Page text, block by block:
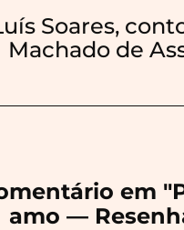
Soares,
Machado de
em "
amo —